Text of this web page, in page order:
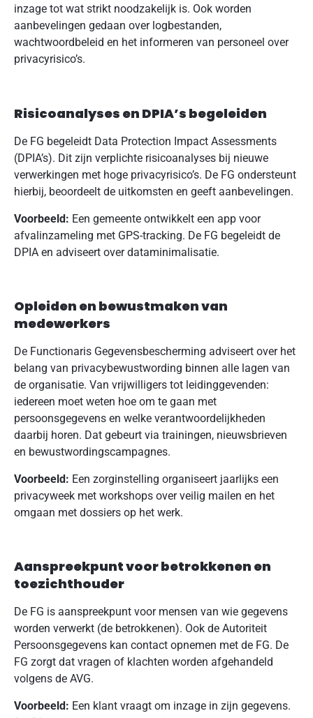
inzage tot wat strikt noodzakelijk is. Ook worden
aanbevelingen gedaan over logbestanden,
wachtwoordbeleid en het informeren van personeel over
privacyrisico’s.
Risicoanalyses en DPIA’s begeleiden
De FG begeleidt Data Protection Impact Assessments
(DPIA’s). Dit zijn verplichte risicoanalyses bij nieuwe
verwerkingen met hoge privacyrisico’s. De FG ondersteunt
hierbij, beoordeelt de uitkomsten en geeft aanbevelingen.
Voorbeeld: Een gemeente ontwikkelt een app voor
afvalinzameling met GPS-tracking. De FG begeleidt de
DPIA en adviseert over dataminimalisatie.
Opleiden en bewustmaken van
medewerkers
De Functionaris Gegevensbescherming adviseert over het
belang van privacybewustwording binnen alle lagen van
de organisatie. Van vrijwilligers tot leidinggevenden:
iedereen moet weten hoe om te gaan met
persoonsgegevens en welke verantwoordelijkheden
daarbij horen. Dat gebeurt via trainingen, nieuwsbrieven
en bewustwordingscampagnes.
Voorbeeld: Een zorginstelling organiseert jaarlijks een
privacyweek met workshops over veilig mailen en het
omgaan met dossiers op het werk.
Aanspreekpunt voor betrokkenen en
toezichthouder
De FG is aanspreekpunt voor mensen van wie gegevens
worden verwerkt (de betrokkenen). Ook de Autoriteit
Persoonsgegevens kan contact opnemen met de FG. De
FG zorgt dat vragen of klachten worden afgehandeld
volgens de AVG.
Voorbeeld: Een klant vraagt om inzage in zijn gegevens.